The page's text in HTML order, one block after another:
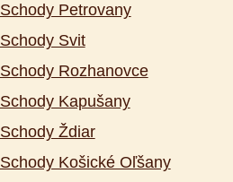
Schody Petrovany
Schody Svit
Schody Rozhanovce
Schody Kapušany
Schody Ždiar
Schody Košické Oľšany